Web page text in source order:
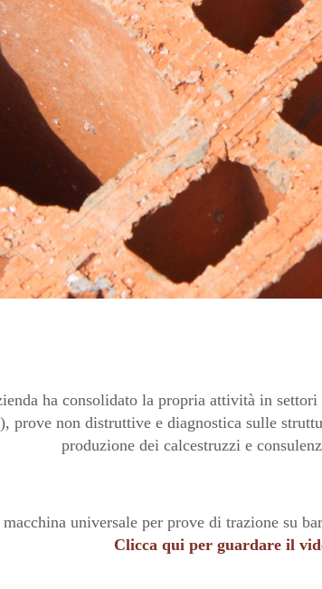
ha consolidato la propria attività in
prove non distruttive e diagnostica sulle
produzione dei calcestruzzi e
universale per prove di trazione su
Clicca qui per guardare il